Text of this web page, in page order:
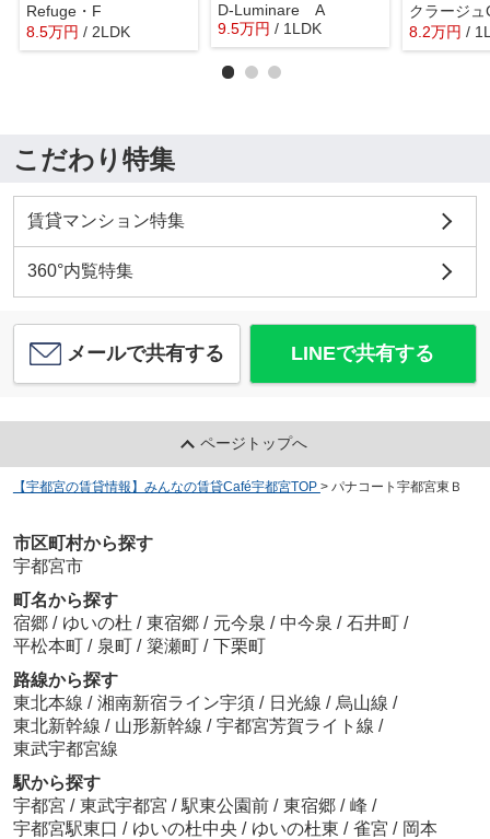
Refuge・F
8.5万円 / 2LDK
D-Luminare A
9.5万円 / 1LDK
クラージュ
8.2万円 /
こだわり特集
賃貸マンション特集
360°内覧特集
メールで共有する LINEで共有する
ページトップへ
【宇都宮の賃貸情報】みんなの賃貸Café宇都宮TOP > パナコート宇都宮東Ｂ
市区町村から探す
宇都宮市
町名から探す
宿郷 / ゆいの杜 / 東宿郷 / 元今泉 / 中今泉 / 石井町 /
平松本町 / 泉町 / 簗瀬町 / 下栗町
路線から探す
東北本線 / 湘南新宿ライン宇須 / 日光線 / 烏山線 /
東北新幹線 / 山形新幹線 / 宇都宮芳賀ライト線 /
東武宇都宮線
駅から探す
宇都宮 / 東武宇都宮 / 駅東公園前 / 東宿郷 / 峰 /
宇都宮駅東口 / ゆいの杜中央 / ゆいの杜東 / 雀宮 / 岡本